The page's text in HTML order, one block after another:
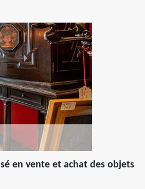
en vente et achat des objets